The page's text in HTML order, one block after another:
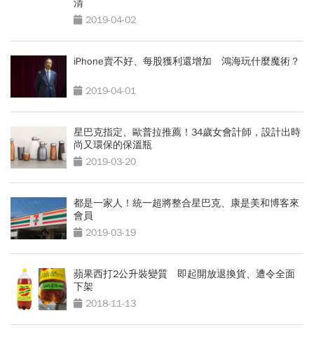
清
2019-04-02
iPhone賣不好、每股獲利還增加 鴻海玩什麼魔術？
2019-04-01
星巴克指定、歐普拉推薦！34歲女會計師，設計出時
尚又環保的保溫瓶
2019-03-20
都是一家人！統一超將整合星巴克、康是美和博客來
會員
2019-03-19
蘋果西打2公升裝變質 即起開放退換貨、遭令全面
下架
2018-11-13